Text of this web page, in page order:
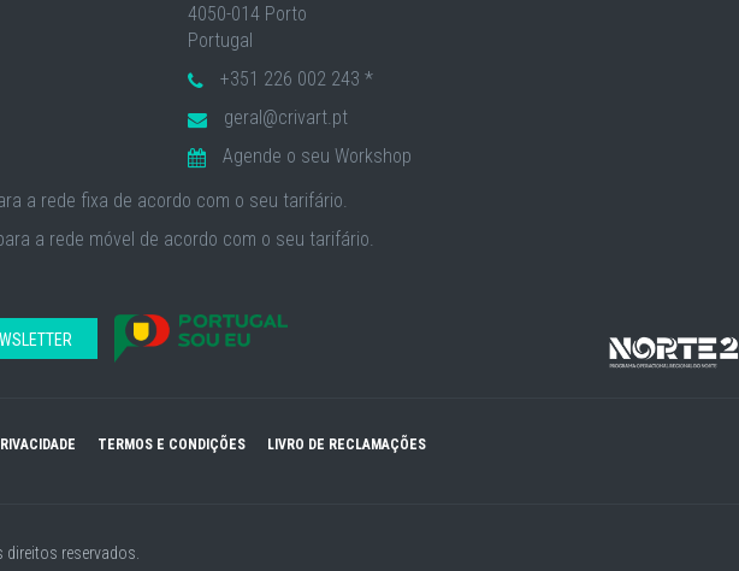
4050-014 Porto
Portugal
+351 226 002 243 *
geral@crivart.pt
Agende o seu Workshop
a rede fixa de acordo com o seu tarifário.
a rede móvel de acordo com o seu tarifário.
TERMOS E CONDIÇÕES LIVRO DE RECLAMAÇÕES
direitos reservados.